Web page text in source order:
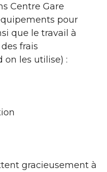
Centre Gare
pour
que le travail à
frais
les utilise) :
gracieusement à